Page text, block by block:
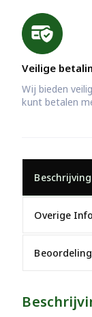
Veilige
Wij bieden
kunt betalen
Beschrijving
Overige